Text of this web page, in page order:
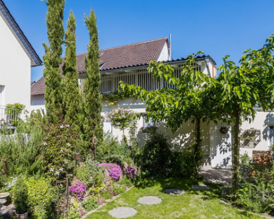
Wann passt es Ihnen?
Teilen Sie uns mit, wann wir Sie am Besten erreichen
können. Wir melden uns bei Ihnen und finden einen
Termin für Ihre Beratung.